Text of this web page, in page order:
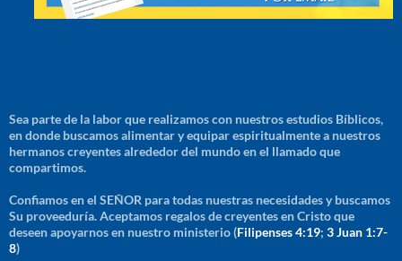
Sea parte de la labor que realizamos con nuestros estudios Bíblicos,
en donde buscamos alimentar y equipar espiritualmente a nuestros
hermanos creyentes alrededor del mundo en el llamado que
compartimos.
Confiamos en el SEÑOR para todas nuestras necesidades y buscamos
Su proveeduría. Aceptamos regalos de creyentes en Cristo que
deseen apoyarnos en nuestro ministerio (Filipenses 4:19; 3 Juan 1:7-
8)